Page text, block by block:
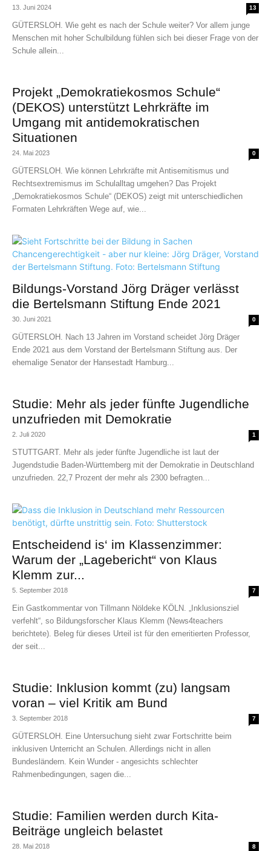
13. Juni 2024 13
GÜTERSLOH. Wie geht es nach der Schule weiter? Vor allem junge
Menschen mit hoher Schulbildung fühlen sich bei dieser Frage von der
Schule allein...
Projekt „Demokratiekosmos Schule“
(DEKOS) unterstützt Lehrkräfte im
Umgang mit antidemokratischen
Situationen
24. Mai 2023 0
GÜTERSLOH. Wie können Lehrkräfte mit Antisemitismus und
Rechtsextremismus im Schulalltag umgehen? Das Projekt
„Demokratiekosmos Schule“ (DEKOS) zeigt mit unterschiedlichen
Formaten Lehrkräften Wege auf, wie...
Bildungs-Vorstand Jörg Dräger verlässt
die Bertelsmann Stiftung Ende 2021
30. Juni 2021 0
GÜTERSLOH. Nach 13 Jahren im Vorstand scheidet Jörg Dräger
Ende 2021 aus dem Vorstand der Bertelsmann Stiftung aus. Der
ehemalige Senator der Hansestadt Hamburg...
Studie: Mehr als jeder fünfte Jugendliche
unzufrieden mit Demokratie
2. Juli 2020 1
STUTTGART. Mehr als jeder fünfte Jugendliche ist laut der
Jugendstudie Baden-Württemberg mit der Demokratie in Deutschland
unzufrieden. 22,7 Prozent der mehr als 2300 befragten...
Entscheidend is‘ im Klassenzimmer:
Warum der „Lagebericht“ von Klaus
Klemm zur...
5. September 2018 7
Ein Gastkommentar von Tillmann Nöldeke KÖLN. „Inklusionsziel
verfehlt“, so Bildungsforscher Klaus Klemm (News4teachers
berichtete). Beleg für dieses Urteil ist für den emeritierten Professor,
der seit...
Studie: Inklusion kommt (zu) langsam
voran – viel Kritik am Bund
3. September 2018 7
GÜTERSLOH. Eine Untersuchung sieht zwar Fortschritte beim
inklusiven Unterricht an Schulen. Allerdings nicht in allen
Bundesländern. Kein Wunder - angesichts schlechter
Rahmenbedingungen, sagen die...
Studie: Familien werden durch Kita-
Beiträge ungleich belastet
28. Mai 2018 8